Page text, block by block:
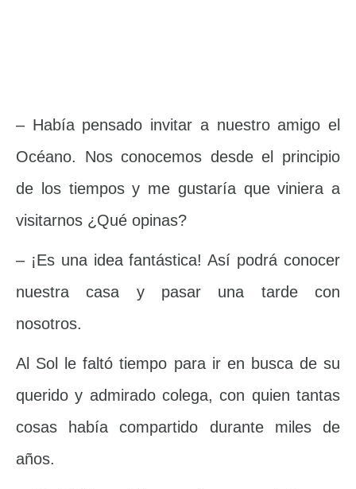
– Había pensado invitar a nuestro amigo el
Océano. Nos conocemos desde el principio
de los tiempos y me gustaría que viniera a
visitarnos ¿Qué opinas?
– ¡Es una idea fantástica! Así podrá conocer
nuestra casa y pasar una tarde con
nosotros.
Al Sol le faltó tiempo para ir en busca de su
querido y admirado colega, con quien tantas
cosas había compartido durante miles de
años.